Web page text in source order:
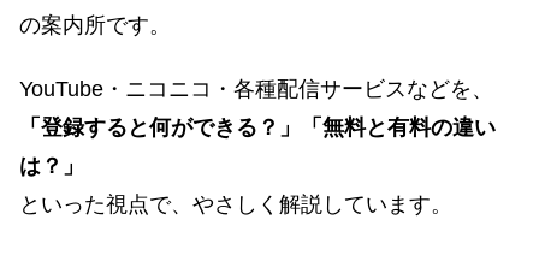
の案内所です。
YouTube・ニコニコ・各種配信サービスなどを、
「登録すると何ができる？」「無料と有料の違い
は？」
といった視点で、やさしく解説しています。